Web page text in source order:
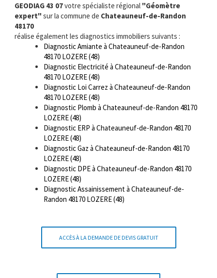
GEODIAG 43 07votre spécialiste régional "Géomètre
expert" sur la commune de Chateauneuf-de-Randon
48170
réalise également les diagnostics immobiliers suivants :
Diagnostic Amiante à Chateauneuf-de-Randon
48170 LOZERE (48)
Diagnostic Electricité à Chateauneuf-de-Randon
48170 LOZERE (48)
Diagnostic Loi Carrez à Chateauneuf-de-Randon
48170 LOZERE (48)
Diagnostic Plomb à Chateauneuf-de-Randon 48170
LOZERE (48)
Diagnostic ERP à Chateauneuf-de-Randon 48170
LOZERE (48)
Diagnostic Gaz à Chateauneuf-de-Randon 48170
LOZERE (48)
Diagnostic DPE à Chateauneuf-de-Randon 48170
LOZERE (48)
Diagnostic Assainissement à Chateauneuf-de-
Randon 48170 LOZERE (48)
ACCÈS À LA DEMANDE DE DEVIS GRATUIT